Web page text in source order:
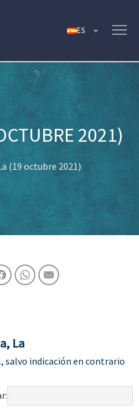
2021)
(19 octubre 2021)
La
salvo indicación en contrario